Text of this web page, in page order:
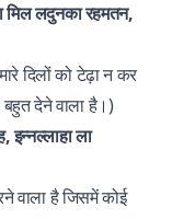
मिल लदुनका रहमतन,
दिलों को टेढ़ा न कर
देने वाला है।)
इन्नल्लाहा ला
वाला है जिसमें कोई